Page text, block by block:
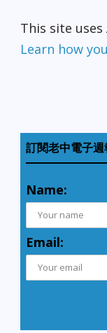
This site
Learn how
訂閱老中電子週
Name:
Email: